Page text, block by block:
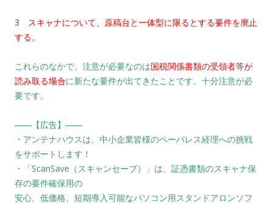
3
スキャナについて、原稿台と一体型に限るとする要件を廃止
する。
これらのなかで、注意が必要なのは国税関係書類の受領者等が
読み取る場合に新たな要件が出てきたことです。十分注意が必
要です。
――【広告】――
・アンテナハウスは、中小企業皆様のペーパレス経理への挑戦
をサポートします！
・「ScanSave（スキャンセーブ）」は、証憑書類のスキャナ保
存の要件確保用の
安心、低価格、短期導入可能なパソコン用スタンドアロンソフ